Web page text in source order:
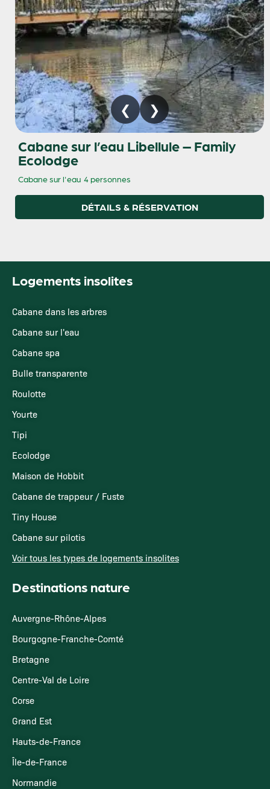
Cabane sur l’eau Libellule – Family
Ecolodge
Cabane sur l'eau 4 personnes
DÉTAILS & RÉSERVATION
Logements insolites
Cabane dans les arbres
Cabane sur l'eau
Cabane spa
Bulle transparente
Roulotte
Yourte
Tipi
Ecolodge
Maison de Hobbit
Cabane de trappeur / Fuste
Tiny House
Cabane sur pilotis
Voir tous les types de logements insolites
Destinations nature
Auvergne-Rhône-Alpes
Bourgogne-Franche-Comté
Bretagne
Centre-Val de Loire
Corse
Grand Est
Hauts-de-France
Île-de-France
Normandie